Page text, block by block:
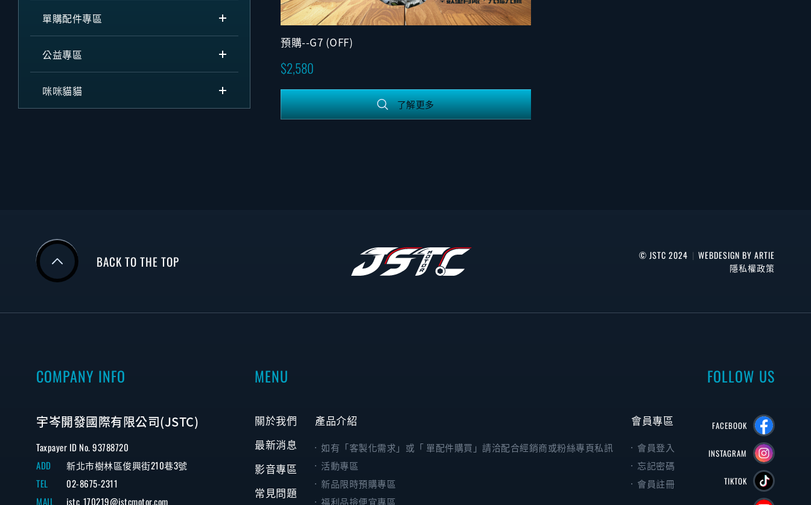
單購配件專區
公益專區
咪咪貓貓
預購--G7 (OFF)
2,580
了解更多
BACK TO THE TOP © JSTC 2024 | WEBDESIGN BY ARTIE
隱私權政策
MENU
關於我們
最新消息
影音專區
常見問題
產品介紹
如有「客製化需求」或「 單配件購買」請洽配合經銷商或粉絲專頁私訊
活動專區
新品限時預購專區
福利品撿便宜專區
會員專區
會員登入
忘記密碼
會員註冊
COMPANY INFO
宇岑開發國際有限公司(JSTC)
Taxpayer ID No. 93788720
ADD
新北市樹林區俊興街210巷3號
TEL
02-8675-2311
MAIL
jstc_170219@jstcmotor.com
FOLLOW US
FACEBOOK
INSTAGRAM
TIKTOK